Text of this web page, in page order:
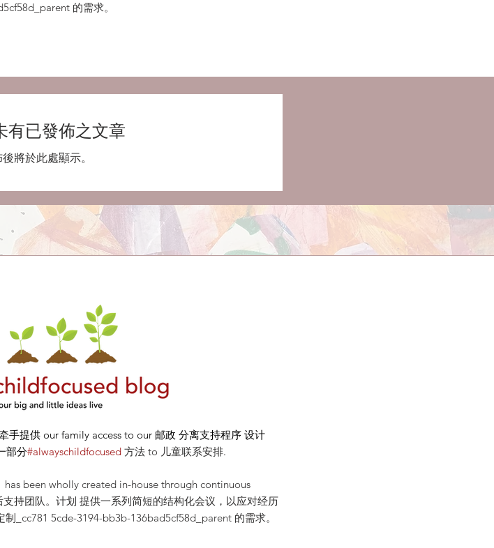
的需求。
有已發佈之文章
將於此處顯示。
手提供 our family access to our 邮政 分离支持程序 设计
部分#alwayschildfocused 方法 to 儿童联系安排.
has been wholly created in-house through continuous
持团队。计划 提供一系列简短的结构化会议，以应对经历
_cc781 5cde-3194-bb3b-136bad5cf58d_parent 的需求。